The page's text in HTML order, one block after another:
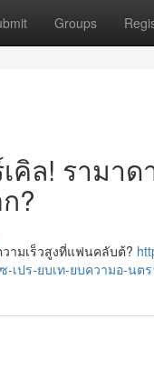
Groups
เคิล! ราม
?
ามเร็วสูงที่แฟนคลับต้?
เปร-ยบเท-ยบความอ-น